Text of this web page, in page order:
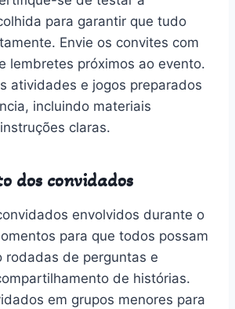
para garantir que tudo
Envie os convites com
lembretes próximos ao evento.
atividades e jogos preparados
incluindo materiais
claras.
dos convidados
envolvidos durante o
para que todos possam
rodadas de perguntas e
de histórias.
em grupos menores para